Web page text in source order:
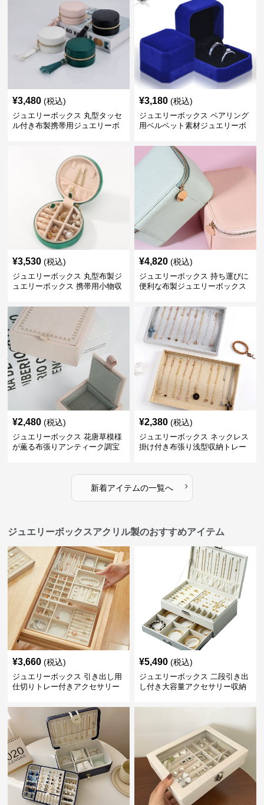
¥3,480 (税込)
ジュエリーボックス 丸型タッセ
ル付き布製携帯用ジュエリーボ
¥3,180 (税込)
ジュエリーボックス ペアリング
用ベルベット素材ジュエリーボ
¥3,530 (税込)
ジュエリーボックス 丸型布製ジ
ュエリーボックス 携帯用小物収
¥4,820 (税込)
ジュエリーボックス 持ち運びに
便利な布製ジュエリーボックス
¥2,480 (税込)
ジュエリーボックス 花唐草模様
が薫る布張りアンティーク調宝
¥2,380 (税込)
ジュエリーボックス ネックレス
掛け付き布張り浅型収納トレー
新着アイテムの一覧へ ›
ジュエリーボックスアクリル製のおすすめアイテム
¥3,660 (税込)
ジュエリーボックス 引き出し用
仕切りトレー付きアクセサリー
¥5,490 (税込)
ジュエリーボックス 二段引き出
し付き大容量アクセサリー収納